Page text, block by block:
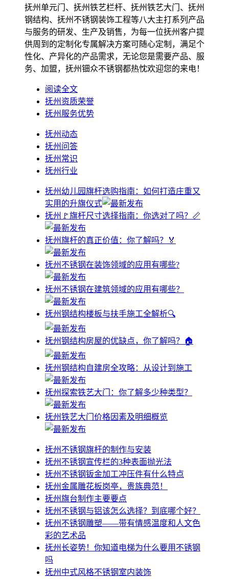
抚州单元门、抚州铁艺栏杆、抚州铁艺大门、抚州
钢结构、抚州不锈钢装饰工程等八大主打系列产品
与服务的研发、生产及销售，为每一位抚州客户提
供周到的定制化专属解决方案可随心定制，满足个
性化、产异化的产品需求，无论您是需要产品、服
务、加盟，抚州钿众不锈钢都热忱欢迎您的来电！
阅读全文
抚州资质荣誉
抚州服务优势
抚州动态
抚州问答
抚州常识
抚州行业
抚州幼儿园旗杆选购指南：如何打造庄重又
实用的升旗仪式
抚州🚩旗杆尺寸选择指南：你选对了吗？📏
抚州旗杆的真正价值：你了解吗？🏅
抚州不锈钢在装饰领域的应用有哪些?
抚州不锈钢在建筑领域的应用有哪些？
抚州钢结构楼板与扶手施工全解析🔍
抚州钢结构房屋的优缺点，你了解吗？🏠
抚州钢结构自建房全攻略：从设计到施工
抚州探索铁艺大门：你了解多少种类型？
抚州铁艺大门价格因素及明细概览
抚州不锈钢旗杆的制作与安装
抚州不锈钢宣传栏的3种表面抛光法
抚州不锈钢钣金加工冲压件有什么特点
抚州金属雕花板岗亭，贵族典范！
抚州旗台制作主要要点
抚州不锈钢与铝该怎么选择？到底哪个好？
抚州不锈钢雕塑——带有情感温度和人文色
彩的艺术品
抚州​长姿势！你知道电梯为什么要用不锈钢
吗
抚州中式风格不锈钢室内装饰